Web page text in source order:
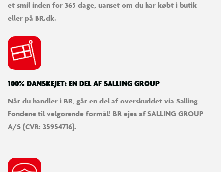
et smil inden for 365 dage, uanset om du har købt i butik
eller på BR.dk.
100% DANSKEJET: EN DEL AF SALLING GROUP
Når du handler i BR, går en del af overskuddet via Salling
Fondene til velgørende formål! BR ejes af SALLING GROUP
A/S (CVR: 35954716).